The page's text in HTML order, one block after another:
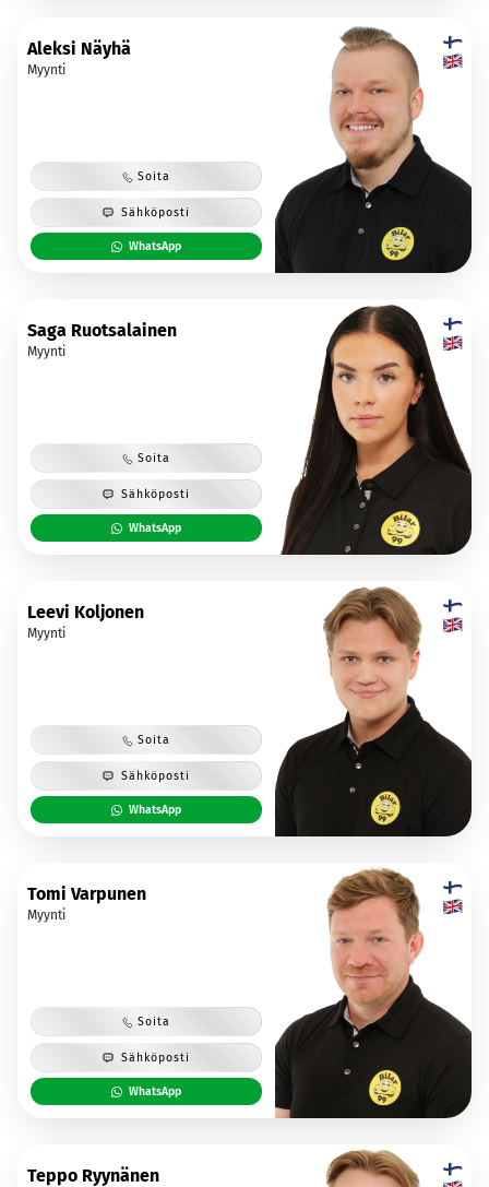
Aleksi Näyhä
Myynti
Soita
Sähköposti
WhatsApp
Saga Ruotsalainen
Myynti
Soita
Sähköposti
WhatsApp
Leevi Koljonen
Myynti
Soita
Sähköposti
WhatsApp
Tomi Varpunen
Myynti
Soita
Sähköposti
WhatsApp
Teppo Ryynänen